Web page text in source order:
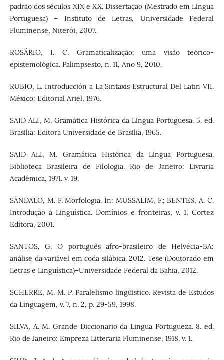
padrão dos séculos XIX e XX. Dissertação (Mestrado em Língua
Portuguesa) – Instituto de Letras, Universidade Federal
Fluminense, Niterói, 2007.
ROSÁRIO, I. C. Gramaticalização: uma visão teórico-
epistemológica. Palimpsesto, n. 11, Ano 9, 2010.
RUBIO, L. Introducción a La Sintaxis Estructural Del Latin VII.
México: Editorial Ariel, 1976.
SAID ALI, M. Gramática Histórica da Língua Portuguesa. 5. ed.
Brasília: Editora Universidade de Brasília, 1965.
SAID ALI, M. Gramática Histórica da Língua Portuguesa.
Biblioteca Brasileira de Filologia. Rio de Janeiro: Livraria
Acadêmica, 1971. v. 19.
SÂNDALO, M. F. Morfologia. In: MUSSALIM, F.; BENTES, A. C.
Introdução à Linguística. Domínios e fronteiras, v. 1, Cortez
Editora, 2001.
SANTOS, G. O português afro-brasileiro de Helvécia-BA:
análise da variável em coda silábica. 2012. Tese (Doutorado em
Letras e Linguística)–Universidade Federal da Bahia, 2012.
SCHERRE, M. M. P. Paralelismo lingüístico. Revista de Estudos
da Linguagem, v. 7, n. 2, p. 29-59, 1998.
SILVA, A. M. Grande Diccionario da Lingua Portugueza. 8. ed.
Rio de Janeiro: Empreza Litteraria Fluminense, 1918. v. 1.